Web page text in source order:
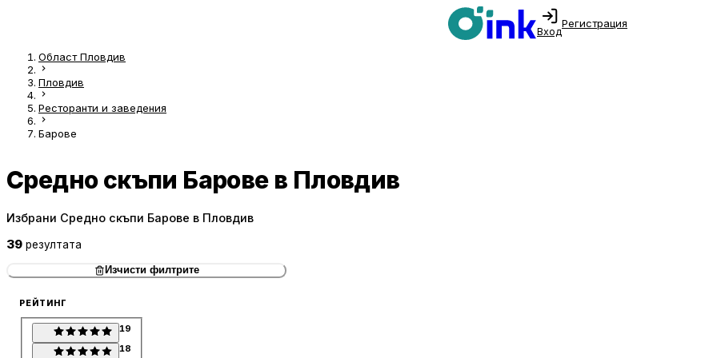
Вход
Регистрация
Област Пловдив
Пловдив
Ресторанти и заведения
Барове
Средно скъпи Барове в Пловдив
Избрани Средно скъпи Барове в Пловдив
39 резултата
Изчисти филтрите
РЕЙТИНГ
19
18